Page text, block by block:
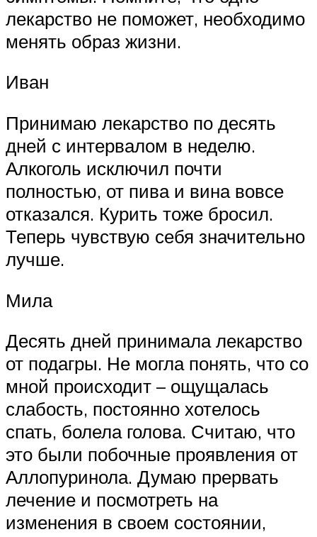
лекарство не поможет, необходимо
менять образ жизни.
Иван
Принимаю лекарство по десять
дней с интервалом в неделю.
Алкоголь исключил почти
полностью, от пива и вина вовсе
отказался. Курить тоже бросил.
Теперь чувствую себя значительно
лучше.
Мила
Десять дней принимала лекарство
от подагры. Не могла понять, что со
мной происходит – ощущалась
слабость, постоянно хотелось
спать, болела голова. Считаю, что
это были побочные проявления от
Аллопуринола. Думаю прервать
лечение и посмотреть на
изменения в своем состоянии,